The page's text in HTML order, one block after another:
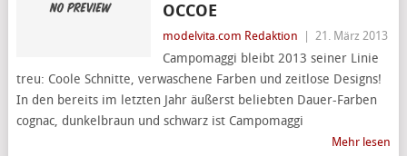
OCCOE
modelvita.com Redaktion 21. März 2013
Campomaggi bleibt 2013 seiner Linie
treu: Coole Schnitte, verwaschene Farben und zeitlose Designs!
In den bereits im letzten Jahr äußerst beliebten Dauer-Farben
cognac, dunkelbraun und schwarz ist Campomaggi
Mehr lesen